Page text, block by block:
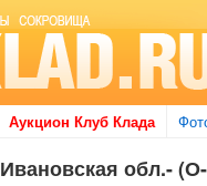
Аукцион Клуб Клада
Ивановская обл.-